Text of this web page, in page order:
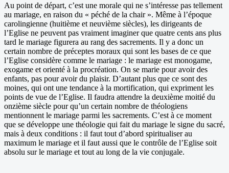
Au point de départ, c’est une morale qui ne s’intéresse pas tellement
au mariage, en raison du « péché de la chair ». Même à l’époque
carolingienne (huitième et neuvième siècles), les dirigeants de
l’Eglise ne peuvent pas vraiment imaginer que quatre cents ans plus
tard le mariage figurera au rang des sacrements. Il y a donc un
certain nombre de préceptes moraux qui sont les bases de ce que
l’Eglise considère comme le mariage : le mariage est monogame,
exogame et orienté à la procréation. On se marie pour avoir des
enfants, pas pour avoir du plaisir. D’autant plus que ce sont des
moines, qui ont une tendance à la mortification, qui expriment les
points de vue de l’Eglise. Il faudra attendre la deuxième moitié du
onzième siècle pour qu’un certain nombre de théologiens
mentionnent le mariage parmi les sacrements. C’est à ce moment
que se développe une théologie qui fait du mariage le signe du sacré,
mais à deux conditions : il faut tout d’abord spiritualiser au
maximum le mariage et il faut aussi que le contrôle de l’Eglise soit
absolu sur le mariage et tout au long de la vie conjugale.